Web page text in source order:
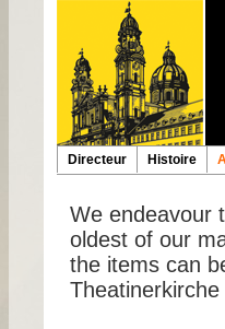
Directeur Histoire
We endeavour
oldest of our
the items can